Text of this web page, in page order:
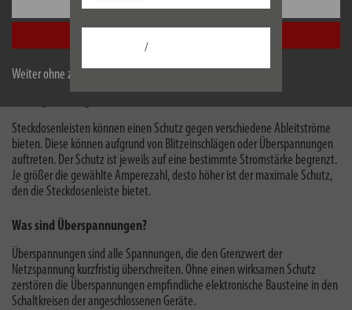
Weiter ohne zu akzeptieren
/
Lautsprecher uvm.. So braucht man auch nicht mehr für jedes Gerät ein
neues, eigenes Kabel.
Steckdosenleisten können einen Schutz gegen verschiedene Ableitströme
bieten. Diese können aufgrund von Blitzeinschlägen oder Überspannungen
auftreten. Der Schutz ist jeweils auf eine bestimmte Stromstärke begrenzt.
Je größer die gewählte Amperezahl, desto höher ist der maximale Schutz,
den die Steckdosenleiste bietet.
Was sind Überspannungen?
Überspannungen sind alle Spannungen, die den Grenzwert der
Netzspannung kurzfristig überschreiten. Ohne einen wirksamen Schutz
zerstören die Überspannungen empfindliche elektronische Bausteine in den
Schaltkreisen der angeschlossenen Geräte.